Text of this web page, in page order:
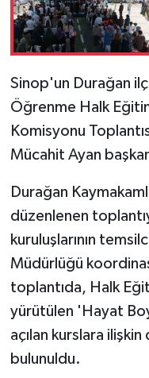
Sinop'un Durağan
Öğrenme Halk
Komisyonu
Mücahit Ayan
Durağan
düzenlenen
kuruluşlarının
Müdürlüğü
toplantıda, Halk
yürütülen 'Hayat
açılan kurslara
bulunuldu.
GENEL
Güvenlik
HABERDE
İNSAN
İş Dünyası
Jandarma
Kadın
KÜLTÜR SANAT